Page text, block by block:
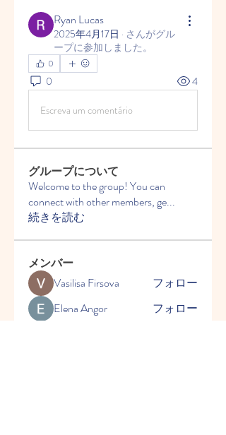
Ryan Lucas
2025年4月17日 · さんがグル
ープに参加しました。
0
0 4
Escreva um comentário
グループについて
Welcome to the group! You can
connect with other members, ge...
続きを読む
メンバー
Vasilisa Firsova
フォロー
Elena Angor
フォロー